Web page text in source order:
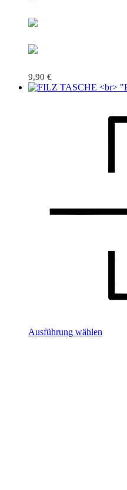
9,90 €
Ausführung wählen